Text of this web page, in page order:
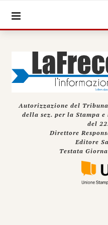
Autorizzazione del
della sez. per la Stampa
del
Direttore
Editore
Testata